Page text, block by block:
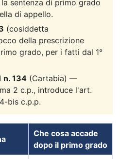
sentenza di primo grado
di appello.
(cosiddetta
della prescrizione
grado, per i fatti dal 1°
n. 134 (Cartabia) —
2 c.p., introduce l'art.
bis c.p.p.
Che cosa accade
dopo il primo grado